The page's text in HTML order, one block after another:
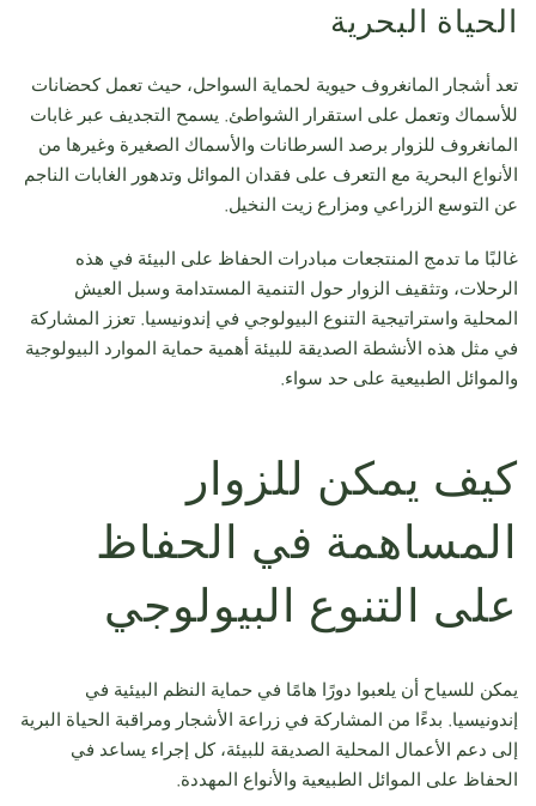
الحياة البحرية
تعد أشجار المانغروف حيوية لحماية السواحل، حيث تعمل كحضانات
للأسماك وتعمل على استقرار الشواطئ. يسمح التجديف عبر غابات
المانغروف للزوار برصد السرطانات والأسماك الصغيرة وغيرها من
الأنواع البحرية مع التعرف على فقدان الموائل وتدهور الغابات الناجم
عن التوسع الزراعي ومزارع زيت النخيل.
غالبًا ما تدمج المنتجعات مبادرات الحفاظ على البيئة في هذه
الرحلات، وتثقيف الزوار حول التنمية المستدامة وسبل العيش
المحلية واستراتيجية التنوع البيولوجي في إندونيسيا. تعزز المشاركة
في مثل هذه الأنشطة الصديقة للبيئة أهمية حماية الموارد البيولوجية
والموائل الطبيعية على حد سواء.
كيف يمكن للزوار
المساهمة في الحفاظ
على التنوع البيولوجي
يمكن للسياح أن يلعبوا دورًا هامًا في حماية النظم البيئية في
إندونيسيا. بدءًا من المشاركة في زراعة الأشجار ومراقبة الحياة البرية
إلى دعم الأعمال المحلية الصديقة للبيئة، كل إجراء يساعد في
الحفاظ على الموائل الطبيعية والأنواع المهددة.